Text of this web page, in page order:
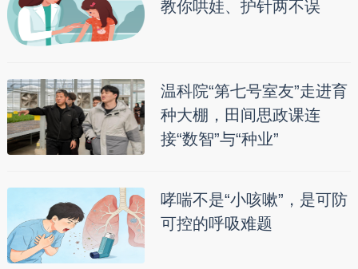
教你哄娃、护针两不误
温科院“第七号室友”走进育
种大棚，田间思政课连
接“数智”与“种业”
哮喘不是“小咳嗽”，是可防
可控的呼吸难题